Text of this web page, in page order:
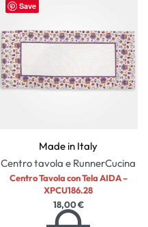
Save
Made in Italy
Centro tavola e RunnerCucina
Centro Tavola con Tela AIDA –
XPCU186.28
18,00€